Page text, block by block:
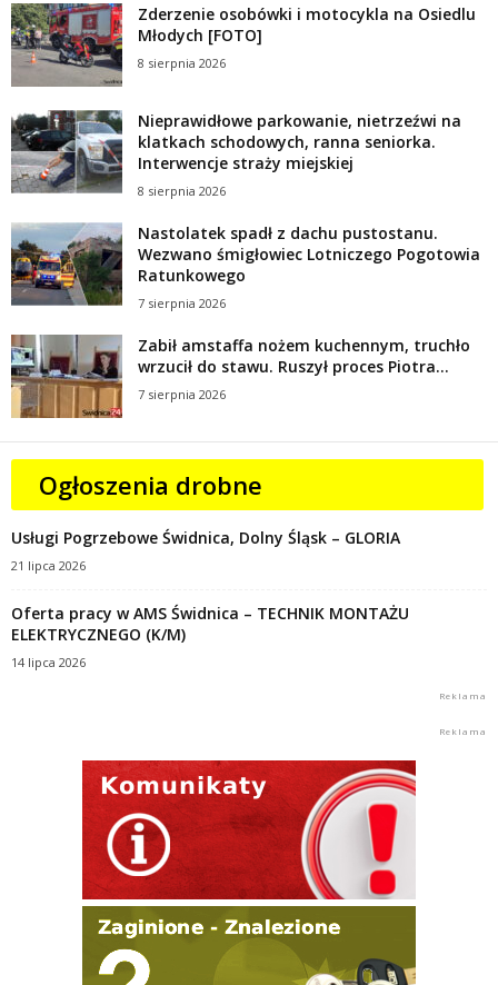
Zderzenie osobówki i motocykla na Osiedlu
Młodych [FOTO]
8 sierpnia 2026
Nieprawidłowe parkowanie, nietrzeźwi na
klatkach schodowych, ranna seniorka.
Interwencje straży miejskiej
8 sierpnia 2026
Nastolatek spadł z dachu pustostanu.
Wezwano śmigłowiec Lotniczego Pogotowia
Ratunkowego
7 sierpnia 2026
Zabił amstaffa nożem kuchennym, truchło
wrzucił do stawu. Ruszył proces Piotra...
7 sierpnia 2026
Ogłoszenia drobne
Usługi Pogrzebowe Świdnica, Dolny Śląsk – GLORIA
21 lipca 2026
Oferta pracy w AMS Świdnica – TECHNIK MONTAŻU
ELEKTRYCZNEGO (K/M)
14 lipca 2026